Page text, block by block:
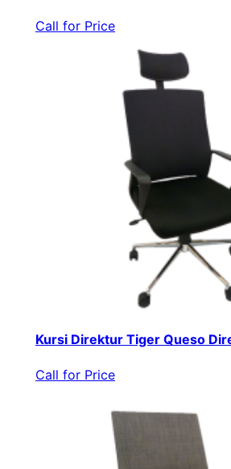
Call for Price
Kursi Direktur Tiger Queso
Call for Price